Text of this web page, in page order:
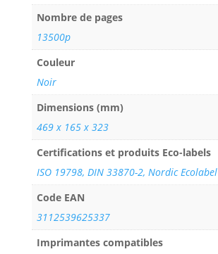
Nombre de pages
13500p
Couleur
Noir
Dimensions (mm)
469 x 165 x 323
Certifications et produits Eco-labels
ISO 19798, DIN 33870-2, Nordic Ecolabel
Code EAN
3112539625337
Imprimantes compatibles